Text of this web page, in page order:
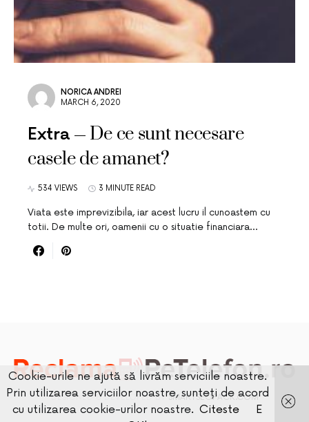
NORICA ANDREI
MARCH 6, 2020
Extra
De ce sunt necesare
casele de amanet?
534 VIEWS 3 MINUTE READ
Viata este imprevizibila, iar acest lucru il cunoastem cu
totii. De multe ori, oamenii cu o situatie financiara…
DESIGNED & DEVELOPED BY SMARTSEOPACK.COM
Cookie-urile ne ajută să livrăm serviciile noastre.
Prin utilizarea serviciilor noastre, sunteți de acord
cu utilizarea cookie-urilor noastre. Citeste
E